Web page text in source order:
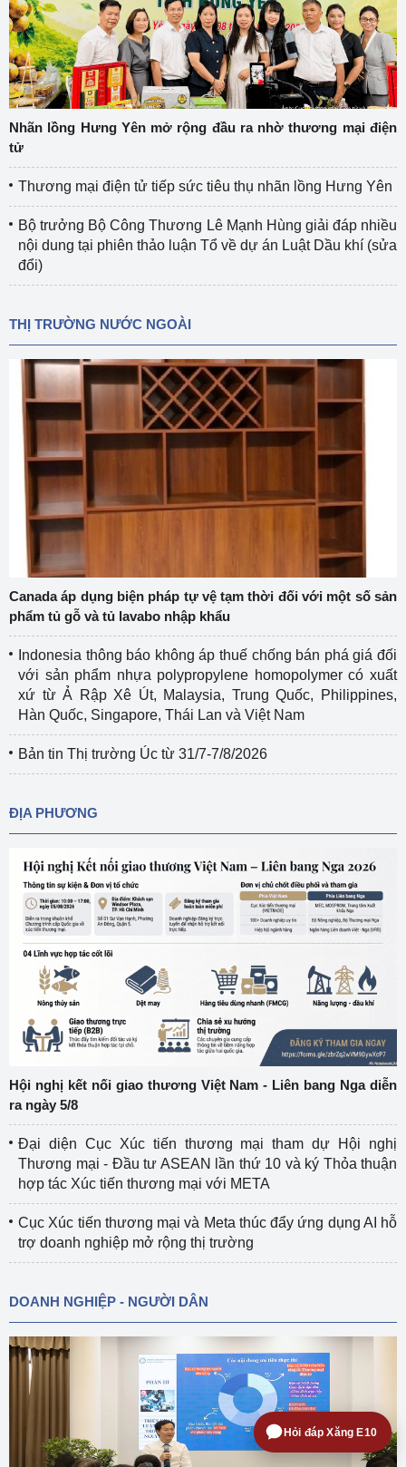
Nhãn lồng Hưng Yên mở rộng đầu ra nhờ thương mại điện
tử
Thương mại điện tử tiếp sức tiêu thụ nhãn lồng Hưng Yên
Bộ trưởng Bộ Công Thương Lê Mạnh Hùng giải đáp nhiều
nội dung tại phiên thảo luận Tổ về dự án Luật Dầu khí (sửa
đổi)
THỊ TRƯỜNG NƯỚC NGOÀI
Canada áp dụng biện pháp tự vệ tạm thời đối với một số sản
phẩm tủ gỗ và tủ lavabo nhập khẩu
Indonesia thông báo không áp thuế chống bán phá giá đối
với sản phẩm nhựa polypropylene homopolymer có xuất
xứ từ Ả Rập Xê Út, Malaysia, Trung Quốc, Philippines,
Hàn Quốc, Singapore, Thái Lan và Việt Nam
Bản tin Thị trường Úc từ 31/7-7/8/2026
ĐỊA PHƯƠNG
Hội nghị kết nối giao thương Việt Nam - Liên bang Nga diễn
ra ngày 5/8
Đại diện Cục Xúc tiến thương mại tham dự Hội nghị
Thương mại - Đầu tư ASEAN lần thứ 10 và ký Thỏa thuận
hợp tác Xúc tiến thương mại với META
Cục Xúc tiến thương mại và Meta thúc đẩy ứng dụng AI hỗ
trợ doanh nghiệp mở rộng thị trường
DOANH NGHIỆP - NGƯỜI DÂN
Hỏi đáp Xăng E10